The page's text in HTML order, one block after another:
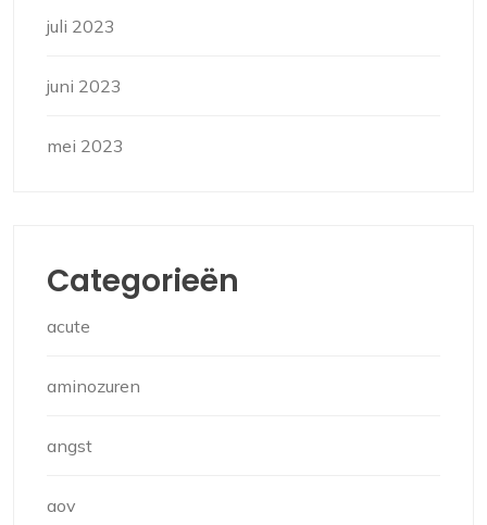
juli 2023
juni 2023
mei 2023
Categorieën
acute
aminozuren
angst
aov